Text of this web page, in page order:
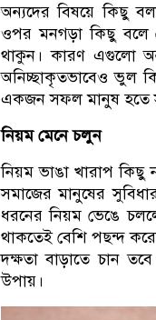
অন্যদের বিষয়ে কিছু
ওপর মনগড়া কিছু বলে
থাকুন। কারণ এগুলো
অনিচ্ছাকৃতভাবেও ভুল
একজন সফল মানুষ হতে
নিয়ম মেনে চলুন
নিয়ম ভাঙা খারাপ কিছু
সমাজের মানুষের
ধরনের নিয়ম ভেঙে
থাকতেই বেশি পছন্দ
দক্ষতা বাড়াতে চান
উপায়।